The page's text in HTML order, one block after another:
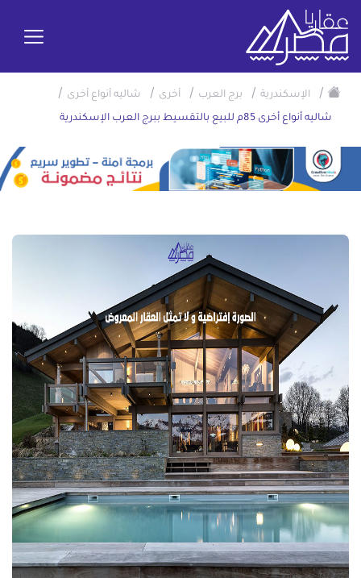
/ الإسكندرية / برج العرب / أخرى / شاليه أنواع أخرى /
شاليه أنواع أخرى 85م للبيع بالتقسيط ببرج العرب الإسكندرية